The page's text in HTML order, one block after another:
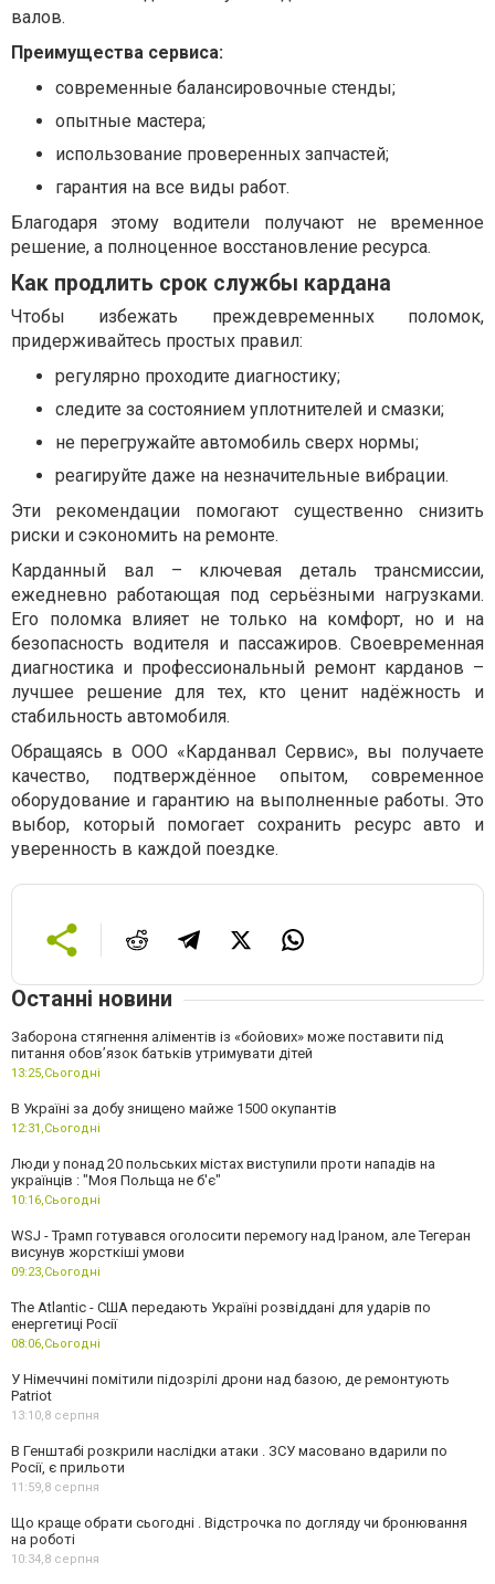
валов.
Преимущества сервиса:
современные балансировочные стенды;
опытные мастера;
использование проверенных запчастей;
гарантия на все виды работ.
Благодаря этому водители получают не временное
решение, а полноценное восстановление ресурса.
Как продлить срок службы кардана
Чтобы избежать преждевременных поломок,
придерживайтесь простых правил:
регулярно проходите диагностику;
следите за состоянием уплотнителей и смазки;
не перегружайте автомобиль сверх нормы;
реагируйте даже на незначительные вибрации.
Эти рекомендации помогают существенно снизить
риски и сэкономить на ремонте.
Карданный вал – ключевая деталь трансмиссии,
ежедневно работающая под серьёзными нагрузками.
Его поломка влияет не только на комфорт, но и на
безопасность водителя и пассажиров. Своевременная
диагностика и профессиональный ремонт карданов –
лучшее решение для тех, кто ценит надёжность и
стабильность автомобиля.
Обращаясь в ООО «Карданвал Сервис», вы получаете
качество, подтверждённое опытом, современное
оборудование и гарантию на выполненные работы. Это
выбор, который помогает сохранить ресурс авто и
уверенность в каждой поездке.
Останні новини
Заборона стягнення аліментів із «бойових» може поставити під
питання обов’язок батьків утримувати дітей
13:25, Сьогодні
В Україні за добу знищено майже 1500 окупантів
12:31, Сьогодні
Люди у понад 20 польських містах виступили проти нападів на
українців : "Моя Польща не б'є"
10:16, Сьогодні
WSJ - Трамп готувався оголосити перемогу над Іраном, але Тегеран
висунув жорсткіші умови
09:23, Сьогодні
The Atlantic - США передають Україні розвіддані для ударів по
енергетиці Росії
08:06, Сьогодні
У Німеччині помітили підозрілі дрони над базою, де ремонтують
Patriot
13:10, 8 серпня
В Генштабі розкрили наслідки атаки . ЗСУ масовано вдарили по
Росії, є прильоти
11:59, 8 серпня
Що краще обрати сьогодні . Відстрочка по догляду чи бронювання
на роботі
10:34, 8 серпня